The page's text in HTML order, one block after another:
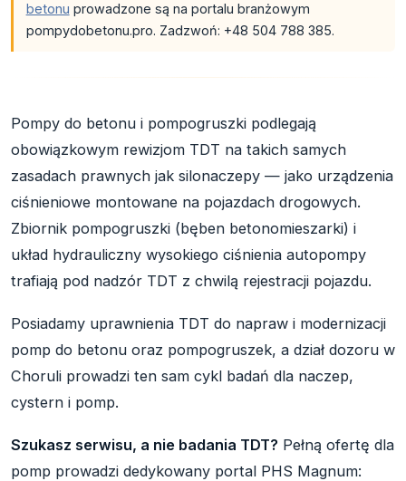
betonu prowadzone są na portalu branżowym
pompydobetonu.pro. Zadzwoń: +48 504 788 385.
Pompy do betonu i pompogruszki podlegają
obowiązkowym rewizjom TDT na takich samych
zasadach prawnych jak silonaczepy — jako urządzenia
ciśnieniowe montowane na pojazdach drogowych.
Zbiornik pompogruszki (bęben betonomieszarki) i
układ hydrauliczny wysokiego ciśnienia autopompy
trafiają pod nadzór TDT z chwilą rejestracji pojazdu.
Posiadamy uprawnienia TDT do napraw i modernizacji
pomp do betonu oraz pompogruszek, a dział dozoru w
Choruli prowadzi ten sam cykl badań dla naczep,
cystern i pomp.
Szukasz serwisu, a nie badania TDT? Pełną ofertę dla
pomp prowadzi dedykowany portal PHS Magnum: